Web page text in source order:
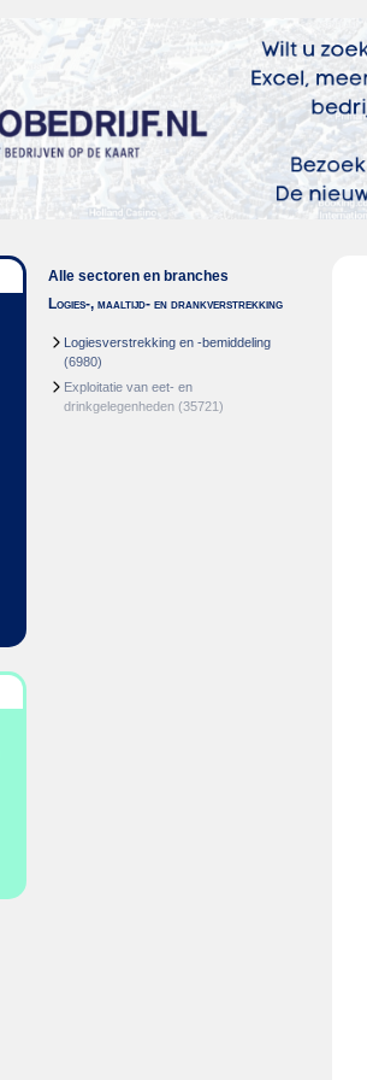
Alle sectoren en branches
Logies-, maaltijd- en drankverstrekking
Logiesverstrekking en -bemiddeling
(6980)
Exploitatie van eet- en
drinkgelegenheden (35721)